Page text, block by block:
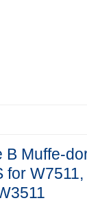
B Muffe-
for W7511,